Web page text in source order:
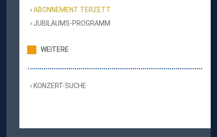
ABONNEMENT TERZETT
JUBILÄUMS-PROGRAMM
WEITERE
KONZERT-SUCHE